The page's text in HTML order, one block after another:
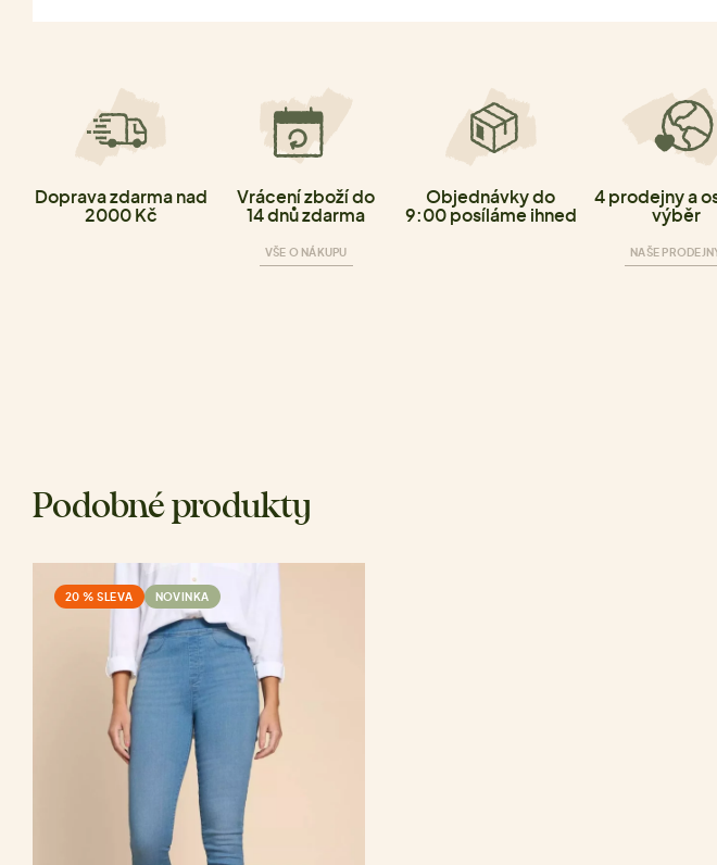
Doprava zdarma nad
2000 Kč
Vrácení zboží do
14 dnů zdarma
VŠE O NÁKUPU
Objednávky do
9:00 posíláme ihned
4 prodejny a
výběr
NAŠE
Podobné produkty
20 % SLEVA NOVINKA